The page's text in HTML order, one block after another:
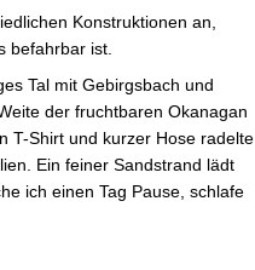
Konstruktionen an,
befahrbar ist.
Tal mit Gebirgsbach und
der fruchtbaren Okanagan
T-Shirt und kurzer Hose radelte
Ein feiner Sandstrand lädt
ich einen Tag Pause, schlafe